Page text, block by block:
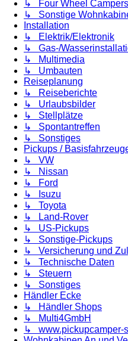
↳ Four Wheel Campers
↳ Sonstige
Installation
↳ Elektrik/Elektronik
↳ Gas-/
↳ Multimedia
↳ Umbauten
Reiseplanung
↳ Reiseberichte
↳ Urlaubsbilder
↳ Stellplätze
↳ Spontantreffen
↳ Sonstiges
Pickups /
↳ VW
↳ Nissan
↳ Ford
↳ Isuzu
↳ Toyota
↳ Land-Rover
↳ US-Pickups
↳ Sonstige-Pickups
↳ Versicherung und
↳ Technische Daten
↳ Steuern
↳ Sonstiges
Händler Ecke
↳ Händler Shops
↳ Multi4GmbH
↳ www.pickupcamper-